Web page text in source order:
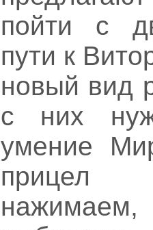
пойти с
пути к
новый вид
с них
умение
прицел